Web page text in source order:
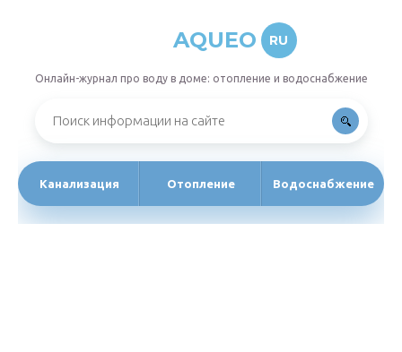
AQUEO RU
Онлайн-журнал про воду в доме: отопление и водоснабжение
Канализация Отопление Водоснабжение